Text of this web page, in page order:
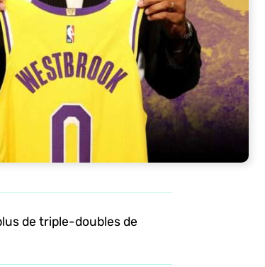
de triple-doubles de